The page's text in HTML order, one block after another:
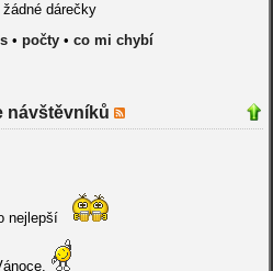
žádné dárečky
• počty• co mi chybí
návštěvníků
nejlepší